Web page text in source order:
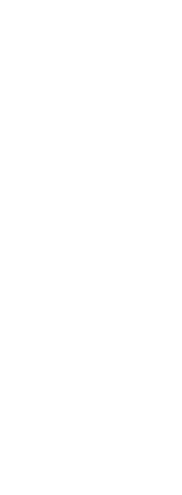
当社の提供するサービスにAI
いくチームです。
携われます。
です。